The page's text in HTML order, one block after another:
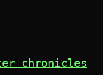
chronicles